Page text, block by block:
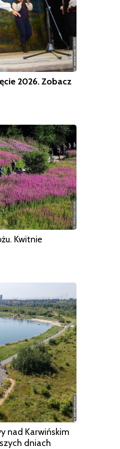
2026. Zobacz
Kwitnie
nad Karwińskim
dniach